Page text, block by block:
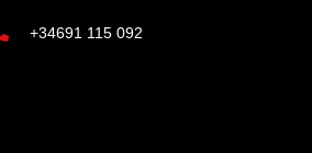
+34691 115 092